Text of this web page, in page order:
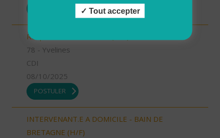
Responsable de secteur (H/F)
78 - Yvelines
CDI
08/10/2025
POSTULER
INTERVENANT.E A DOMICILE - BAIN DE
BRETAGNE (H/F)
Tout accepter